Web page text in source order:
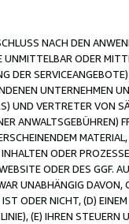
NACH DEN
ODER
DER
UNTERNEHMEN
UND VERTRETER VON
ODER
ODER DES GGF.
UNABHÄNGIG
ODER NICHT, (D)
(E) IHREN